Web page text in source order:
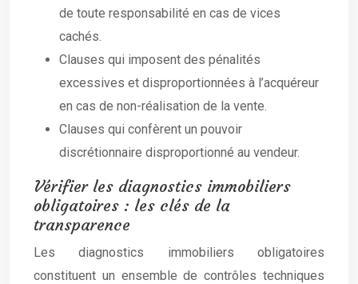
de toute responsabilité en cas de vices
cachés.
Clauses qui imposent des pénalités
excessives et disproportionnées à l’acquéreur
en cas de non-réalisation de la vente.
Clauses qui confèrent un pouvoir
discrétionnaire disproportionné au vendeur.
Vérifier les diagnostics immobiliers
obligatoires : les clés de la
transparence
Les diagnostics immobiliers obligatoires
constituent un ensemble de contrôles techniques